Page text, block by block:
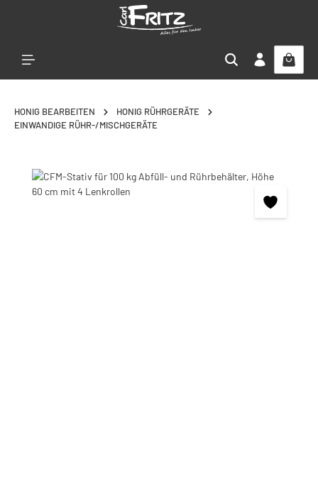
HONIG BEARBEITEN
HONIG RÜHRGERÄTE
EINWANDIGE RÜHR-/MISCHGERÄTE
Bildergalerie überspringen